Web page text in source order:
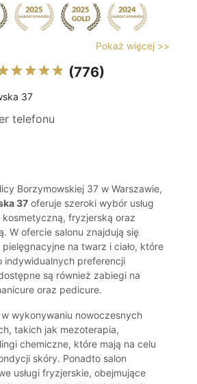
Pokaż więcej >>
(776)
37
telefonu
Borzymowskiej 37 w Warszawie,
37 oferuje szeroki wybór usług
fryzjerską oraz
W ofercie salonu znajdują się
na twarz i ciało, które
indywidualnych preferencji
są również zabiegi na
oraz pedicure.
wykonywaniu nowoczesnych
takich jak mezoterapia,
chemiczne, które mają na celu
skóry. Ponadto salon
usługi fryzjerskie, obejmujące